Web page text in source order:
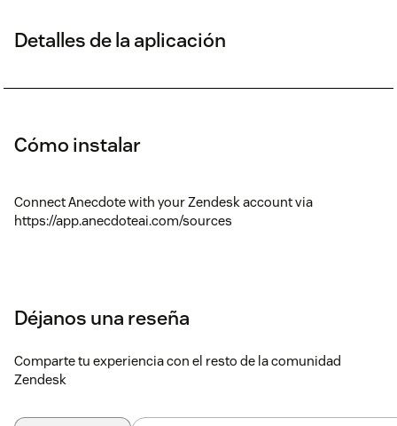
Detalles de la aplicación
Cómo instalar
Connect Anecdote with your Zendesk account via
https://app.anecdoteai.com/sources
Déjanos una reseña
Comparte tu experiencia con el resto de la comunidad
Zendesk